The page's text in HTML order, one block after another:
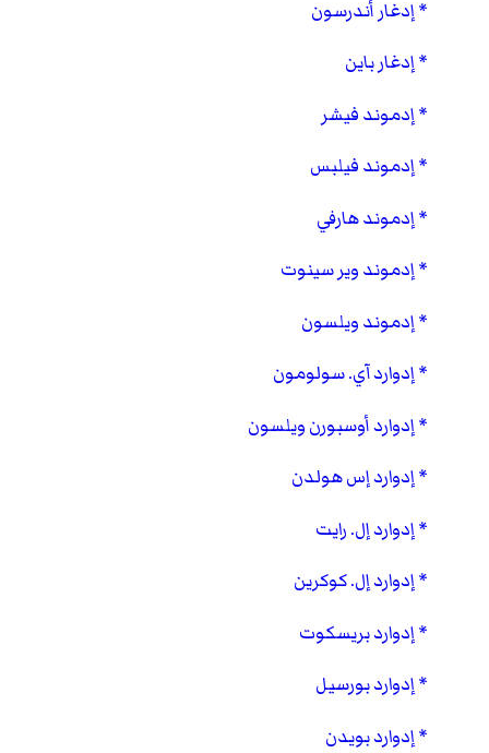
إدغار أندرسون
إدغار باين
إدموند فيشر
إدموند فيلبس
إدموند هارفي
إدموند وير سينوت
إدموند ويلسون
إدوارد آي. سولومون
إدوارد أوسبورن ويلسون
إدوارد إس هولدن
إدوارد إل. رايت
إدوارد إل. كوكرين
إدوارد بريسكوت
إدوارد بورسيل
إدوارد بويدن